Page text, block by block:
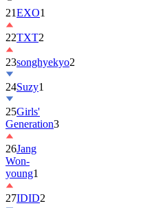
21EXO1
22TXT2
23songhyekyo2
24Suzy1
25Girls'
Generation3
26Jang
Won-
young1
27IDID2